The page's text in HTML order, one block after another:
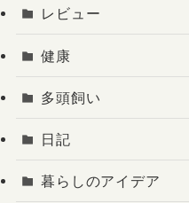
レビュー
健康
多頭飼い
日記
暮らしのアイデア